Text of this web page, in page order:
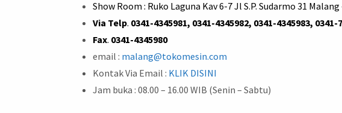
Show Room : Ruko Laguna Kav 6-7 Jl S.P. Sudarmo 31
Via Telp. 0341-4345981, 0341-4345982, 0341-4345983, 0341-
Fax. 0341-4345980
email : malang@tokomesin.com
Kontak Via Email : KLIK DISINI
Jam buka : 08.00 – 16.00 WIB (Senin – Sabtu)